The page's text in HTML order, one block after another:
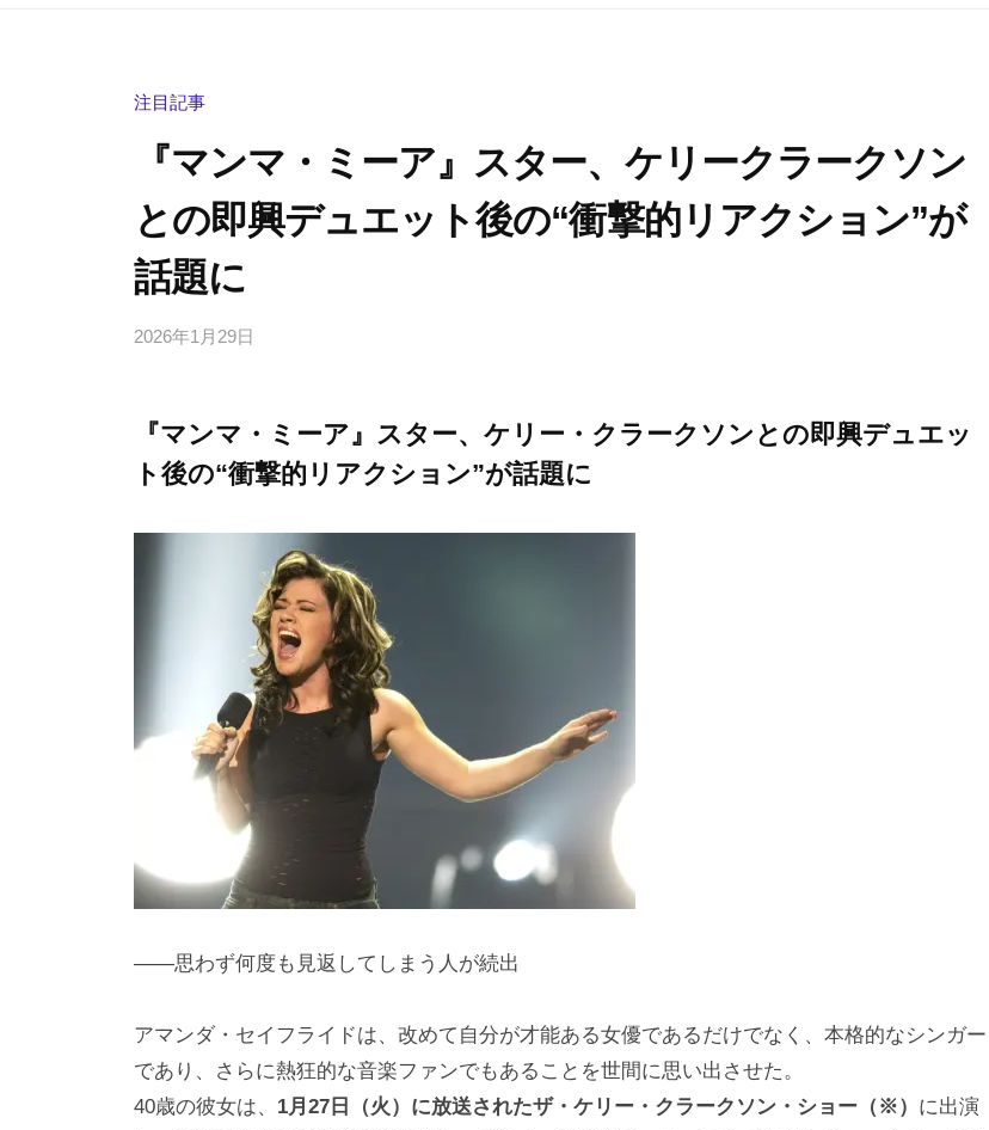
注目記事
『マンマ・ミーア』スター、ケリークラークソン
との即興デュエット後の“衝撃的リアクション”が
話題に
2026年1月29日
i
g
s
y
a
m
a
の
コ
ン
『マンマ・ミーア』スター、ケリー・クラークソンとの即興デュエッ
ト後の“衝撃的リアクション”が話題に
――思わず何度も見返してしまう人が続出
アマンダ・セイフライドは、改めて自分が才能ある女優であるだけでなく、本格的なシンガー
であり、さらに熱狂的な音楽ファンでもあることを世間に思い出させた。
40歳の彼女は、 1月27日（火）に放送されたザ・ケリー・クラークソン・ショー（※） に出演